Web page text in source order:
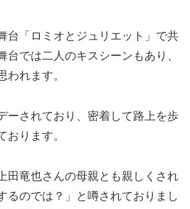
台「ロミオとジュリエット」で共
台では二人のキスシーンもあり、
われます。
ーされており、密着して路上を歩
おります。
田竜也さんの母親とも親しくされ
るのでは？」と噂されておりまし